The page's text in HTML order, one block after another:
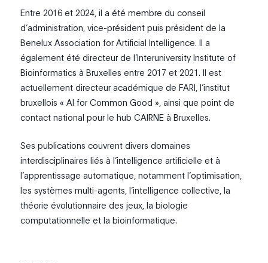
Entre 2016 et 2024, il a été membre du conseil
d’administration, vice-président puis président de la
Benelux Association for Artificial Intelligence. Il a
également été directeur de l’Interuniversity Institute of
Bioinformatics à Bruxelles entre 2017 et 2021. Il est
actuellement directeur académique de FARI, l’institut
bruxellois « AI for Common Good », ainsi que point de
contact national pour le hub CAIRNE à Bruxelles.
Ses publications couvrent divers domaines
interdisciplinaires liés à l’intelligence artificielle et à
l’apprentissage automatique, notamment l’optimisation,
les systèmes multi-agents, l’intelligence collective, la
théorie évolutionnaire des jeux, la biologie
computationnelle et la bioinformatique.